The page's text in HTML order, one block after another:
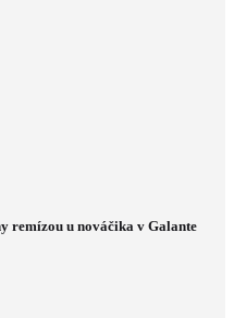
remízou u nováčika v Galante